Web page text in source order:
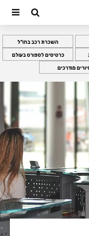
השכרת רכב בחו”ל
כרטיסים לספורט בעולם
מודרכים